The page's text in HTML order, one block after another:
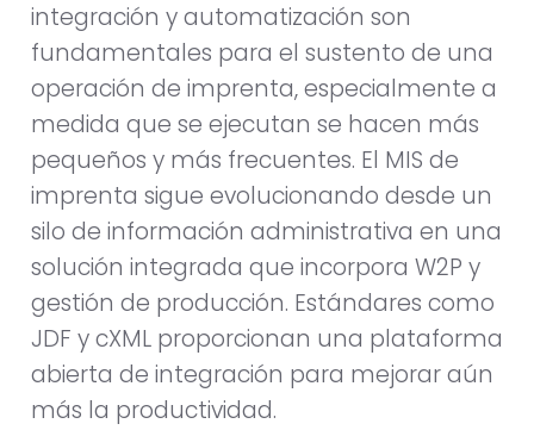
integración y automatización son
fundamentales para el sustento de una
operación de imprenta, especialmente a
medida que se ejecutan se hacen más
pequeños y más frecuentes. El MIS de
imprenta sigue evolucionando desde un
silo de información administrativa en una
solución integrada que incorpora W2P y
gestión de producción. Estándares como
JDF y cXML proporcionan una plataforma
abierta de integración para mejorar aún
más la productividad.